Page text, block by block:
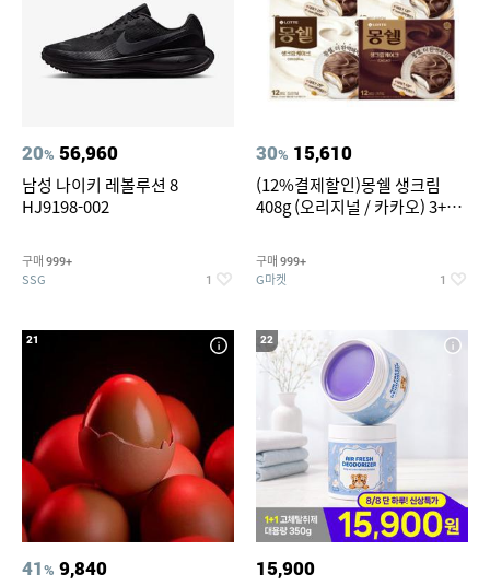
20% 56,960
남성 나이키 레볼루션 8
HJ9198-002
구매 999+
SSG 1
30% 15,610
(12%결제할인)몽쉘 생크림
408g (오리지널 / 카카오) 3+1
구매 999+
G마켓 1
21
41% 9,840
22
15,900